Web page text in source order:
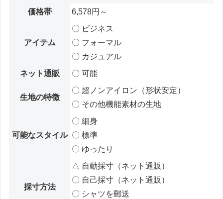
価格帯
6,578円～
アイテム
〇 ビジネス
〇 フォーマル
〇 カジュアル
ネット通販
〇 可能
生地の特徴
〇 超ノンアイロン（形状安定）
〇 その他機能素材の生地
可能なスタイル
〇 細身
〇 標準
〇 ゆったり
採寸方法
△ 自動採寸（ネット通販）
〇 自己採寸（ネット通販）
〇 シャツを郵送